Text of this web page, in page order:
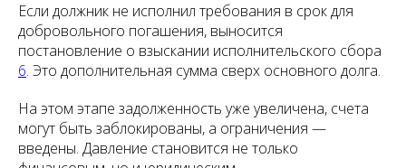
Если должник не исполнил требования в срок для
добровольного погашения, выносится
постановление о взыскании исполнительского сбора
6. Это дополнительная сумма сверх основного долга.
На этом этапе задолженность уже увеличена, счета
могут быть заблокированы, а ограничения —
введены. Давление становится не только